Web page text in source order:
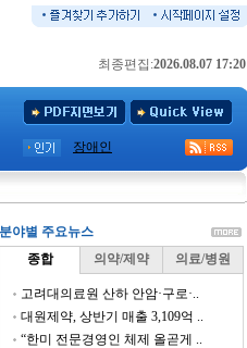
최종편집:2026.08.07 17:20
장애인
분야별 주요뉴스
종합
의약/제약 의료/병원
고려대의료원 산하 안암·구로·..
대원제약, 상반기 매출 3,109억 ..
“한미 전문경영인 체제 올곧게 ..